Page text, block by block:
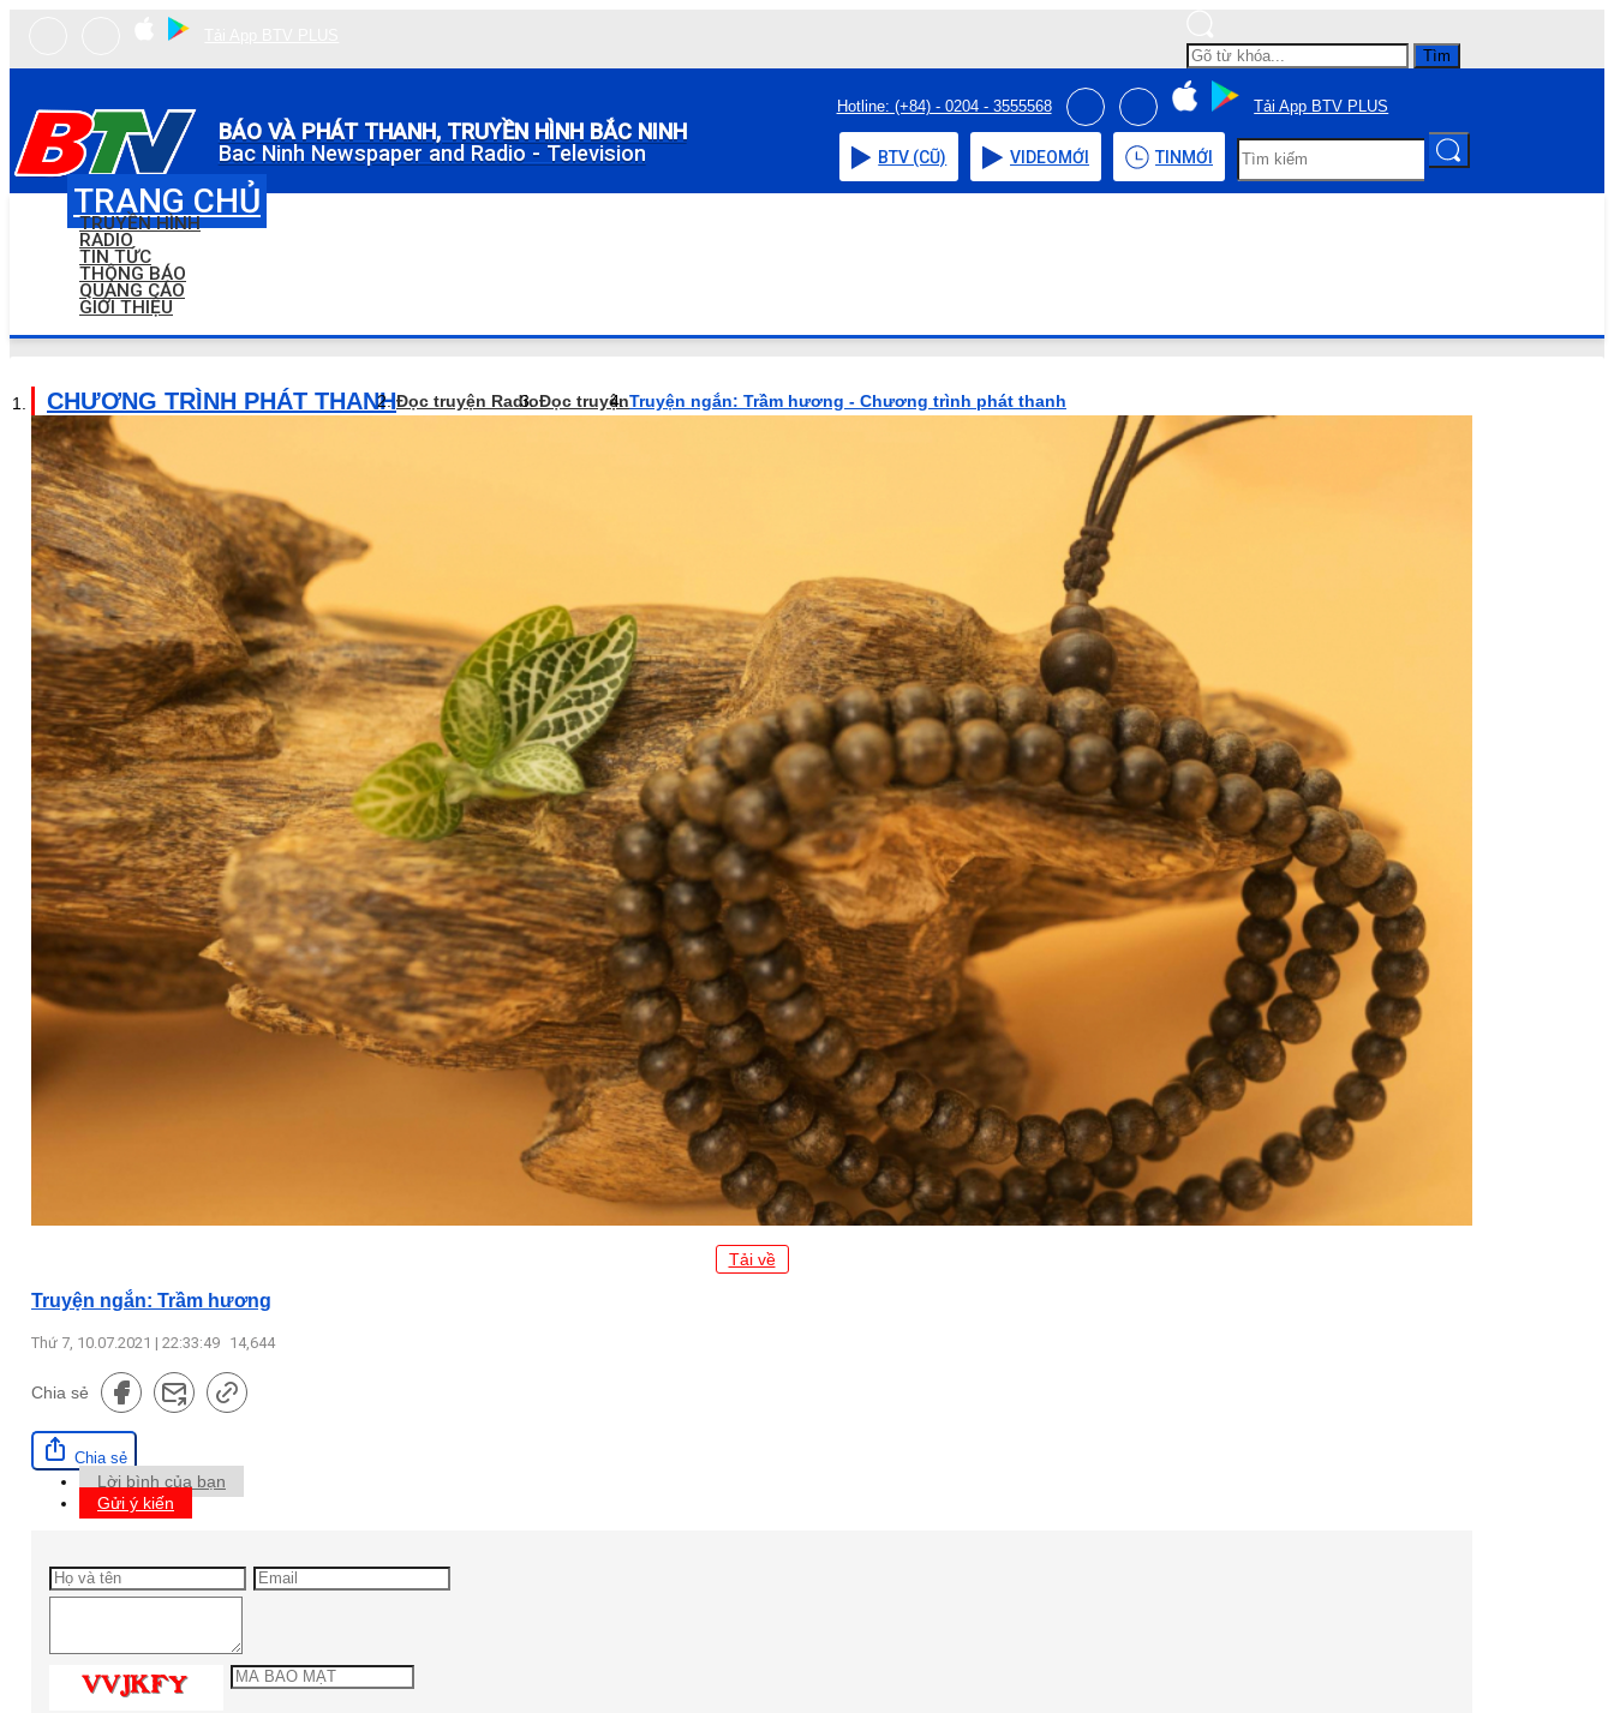
Tìm
BÁO VÀ PHÁT THANH, TRUYỀN HÌNH BẮC NINH
Bac Ninh Newspaper and Radio - Television
Hotline: (+84) - 0204 - 3555568 Tải App BTV PLUS
BTV (CŨ) VIDEOMỚI TIN MỚI
TRANG CHỦ
TRUYỀN HÌNH
RADIO
TIN TỨC
THÔNG BÁO
QUẢNG CÁO
GIỚI THIỆU
CHƯƠNG TRÌNH PHÁT THANHĐọc truyện RadioĐọc truyệnTruyện ngắn: Trầm hương - Chương trình phát thanh
Tải về
Truyện ngắn: Trầm hương
Thứ 7, 10.07.2021 | 22:33:49 14,644
Chia sẻ
Chia sẻ
Lời bình của bạn
Gửi ý kiến